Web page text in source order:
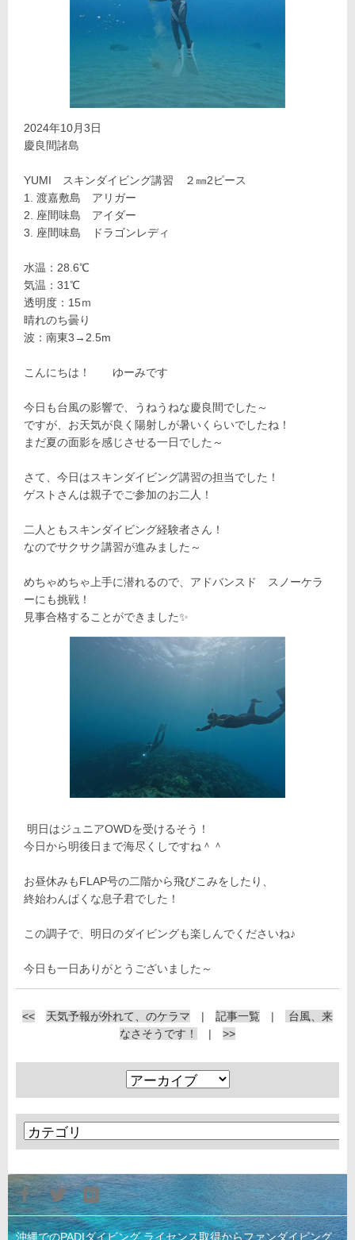
2024年10月3日
慶良間諸島
YUMI スキンダイビング講習 ２㎜2ピース
渡嘉敷島 アリガー
座間味島 アイダー
座間味島 ドラゴンレディ
水温：28.6℃
気温：31℃
透明度：15ｍ
晴れのち曇り
波：南東3→2.5m
こんにちは！ ゆーみです
今日も台風の影響で、うねうねな慶良間でした～
ですが、お天気が良く陽射しが暑いくらいでしたね！
まだ夏の面影を感じさせる一日でした～
さて、今日はスキンダイビング講習の担当でした！
ゲストさんは親子でご参加のお二人！
二人ともスキンダイビング経験者さん！
なのでサクサク講習が進みました～
めちゃめちゃ上手に潜れるので、アドバンスド スノーケラ
ーにも挑戦！
見事合格することができました✨
明日はジュニアOWDを受けるそう！
今日から明後日まで海尽くしですね＾＾
お昼休みもFLAP号の二階から飛びこみをしたり、
終始わんぱくな息子君でした！
この調子で、明日のダイビングも楽しんでくださいね♪
今日も一日ありがとうございました～
<< 天気予報が外れて、のケラマ | 記事一覧 |
台風、来
なさそうです！
| >>
沖縄でのPADIダイビング ライセンス取得からファンダイビング